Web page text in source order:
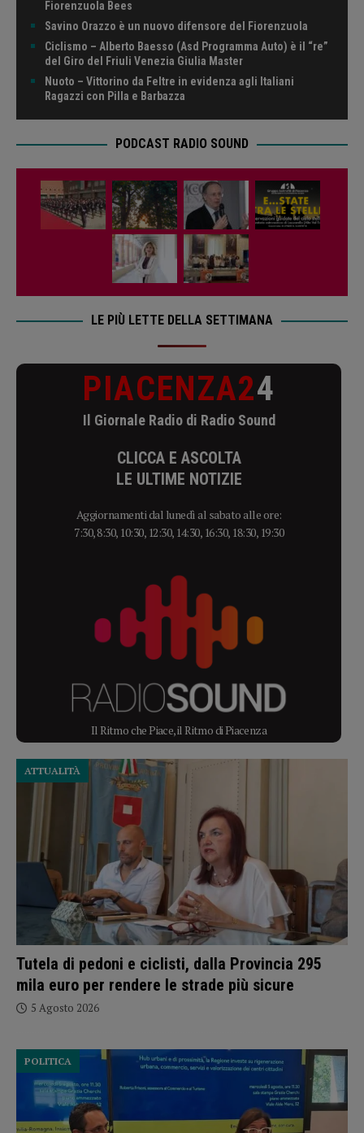
Fiorenzuola Bees
Savino Orazzo è un nuovo difensore del Fiorenzuola
Ciclismo – Alberto Baesso (Asd Programma Auto) è il “re”
del Giro del Friuli Venezia Giulia Master
Nuoto – Vittorino da Feltre in evidenza agli Italiani
Ragazzi con Pilla e Barbazza
PODCAST RADIO SOUND
LE PIÙ LETTE DELLA SETTIMANA
PIACENZA24
Il Giornale Radio di Radio Sound
CLICCA E ASCOLTA
LE ULTIME NOTIZIE
Aggiornamenti dal lunedì al sabato alle ore:
7:30, 8:30, 10:30, 12:30, 14:30, 16:30, 18:30, 19:30
Il Ritmo che Piace, il Ritmo di Piacenza
Tutela di pedoni e ciclisti, dalla Provincia 295
mila euro per rendere le strade più sicure
ATTUALITÀ
5 Agosto 2026
POLITICA